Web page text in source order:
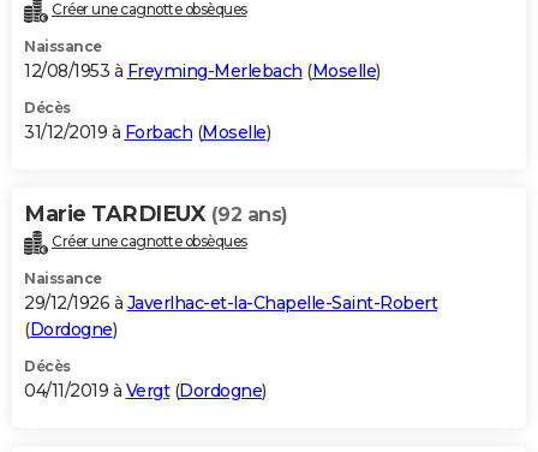
Créer une cagnotte obsèques
Naissance
12/08/1953 à Freyming-Merlebach (Moselle)
Décès
31/12/2019 à Forbach (Moselle)
Marie TARDIEUX (92 ans)
Créer une cagnotte obsèques
Naissance
29/12/1926 à Javerlhac-et-la-Chapelle-Saint-Robert
(Dordogne)
Décès
04/11/2019 à Vergt(Dordogne)